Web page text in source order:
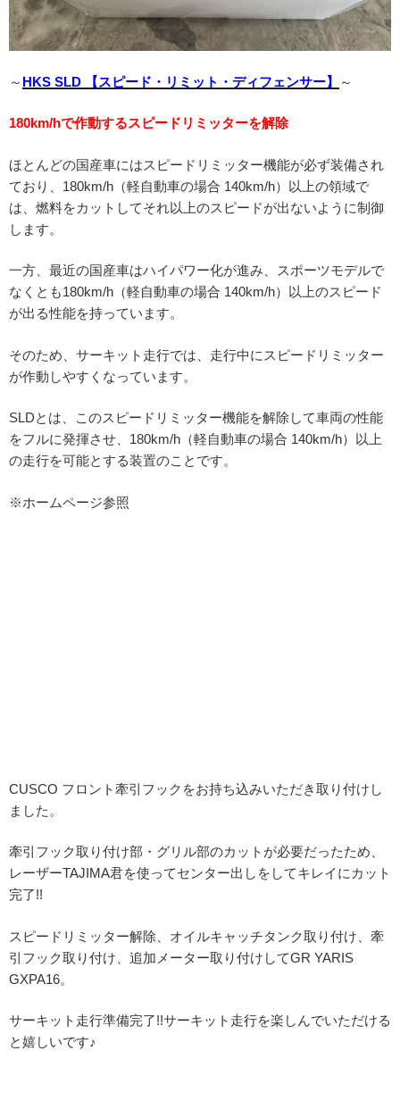
～ HKS SLD 【スピード・リミット・ディフェンサー】 ～
180km/hで作動するスピードリミッターを解除
ほとんどの国産車にはスピードリミッター機能が必ず装備され
ており、180km/h（軽自動車の場合 140km/h）以上の領域で
は、燃料をカットしてそれ以上のスピードが出ないように制御
します。
一方、最近の国産車はハイパワー化が進み、スポーツモデルで
なくとも180km/h（軽自動車の場合 140km/h）以上のスピード
が出る性能を持っています。
そのため、サーキット走行では、走行中にスピードリミッター
が作動しやすくなっています。
SLDとは、このスピードリミッター機能を解除して車両の性能
をフルに発揮させ、180km/h（軽自動車の場合 140km/h）以上
の走行を可能とする装置のことです。
※ホームページ参照
CUSCO フロント牽引フックをお持ち込みいただき取り付けし
ました。
牽引フック取り付け部・グリル部のカットが必要だったため、
レーザーTAJIMA君を使ってセンター出しをしてキレイにカット
完了!!
スピードリミッター解除、オイルキャッチタンク取り付け、牽
引フック取り付け、追加メーター取り付けしてGR YARIS
GXPA16。
サーキット走行準備完了!!サーキット走行を楽しんでいただける
と嬉しいです♪